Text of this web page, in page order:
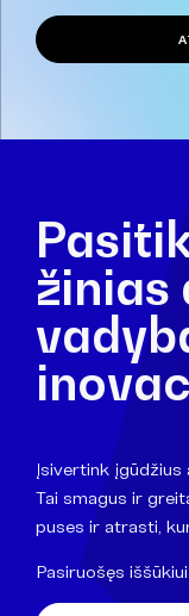
žinias
Įsivertink
Tai smagus ir
puses ir atrasti,
Pasiruošęs